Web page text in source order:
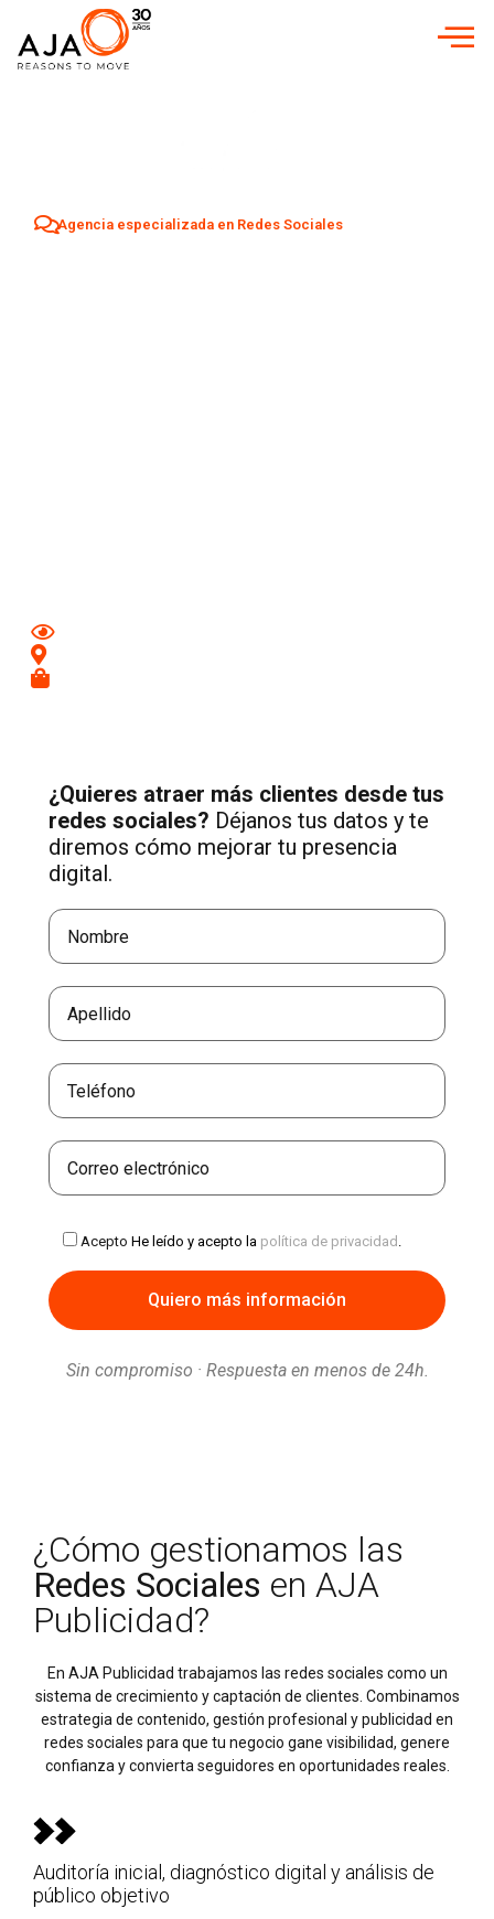
Agencia especializada en Redes Sociales
¿Quieres atraer más clientes desde tus
redes sociales? Déjanos tus datos y te
diremos cómo mejorar tu presencia
digital.
Acepto He leído y acepto la política de privacidad .
Sin compromiso · Respuesta en menos de 24h.
¿Cómo gestionamos las
Redes Sociales en AJA
Publicidad?
En AJA Publicidad trabajamos las redes sociales como un
sistema de crecimiento y captación de clientes. Combinamos
estrategia de contenido, gestión profesional y publicidad en
redes sociales para que tu negocio gane visibilidad, genere
confianza y convierta seguidores en oportunidades reales.
Auditoría inicial, diagnóstico digital y análisis de
público objetivo